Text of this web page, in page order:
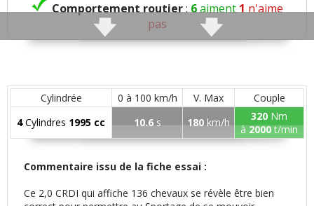
Comportement routier:6aiment1n'aime
pas
Roulis:1aime
Freinage:1aime1n'aime pas
Agrément : 4aiment 1n'aime pas
Confort global:20aiment 2n'aiment pas
Cylindrée 0 à 100 km/h V. Max
Couple
4Cylindres 1995 cc 10.6s 180 km/h 320 Nm
à2000t/min
Commentaire issu de la fiche essai :
Ce 2,0 CRDI qui affiche 136 chevaux se révèle être bien